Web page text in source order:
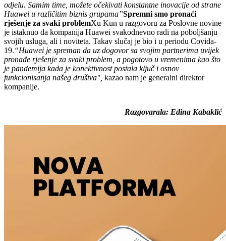
odjelu. Samim time, možete očekivati konstantne inovacije od strane
Huawei u različitim biznis grupama”Spremni smo pronaći
rješenje za svaki problemXu Kun u razgovoru za Poslovne novine
je istaknuo da kompanija Huawei svakodnevno radi na poboljšanju
svojih usluga, ali i noviteta. Takav slučaj je bio i u periodu Covida-
19.“Huawei je spreman da uz dogovor sa svojim partnerima uvijek
pronađe rješenje za svaki problem, a pogotovo u vremenima kao što
je pandemija kada je konektivnost postala ključ i osnov
funkcionisanja našeg društva", kazao nam je generalni direktor
kompanije.
Razgovarala: Edina Kabaklić